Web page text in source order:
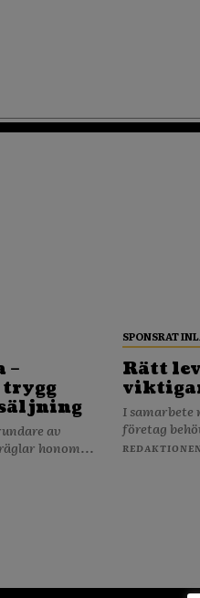
–
av
honom...
SPONSRAT
Rätt
I samarbete
företag